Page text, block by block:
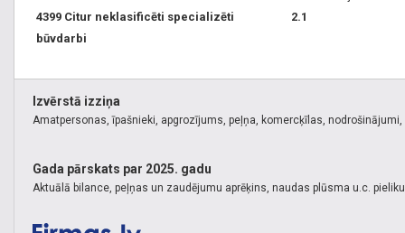
4399 Citur neklasificēti specializēti
būvdarbi
2.1
Izvērstā izziņa
Amatpersonas, īpašnieki, apgrozījums, peļņa, komercķīlas,
Gada pārskats par 2025. gadu
Aktuālā bilance, peļņas un zaudējumu aprēķins, naudas plūsma u.c.